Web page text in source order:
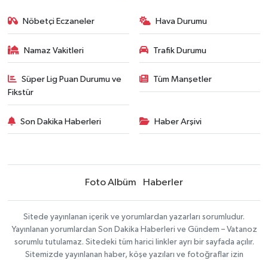
Nöbetçi Eczaneler Hava Durumu
Namaz Vakitleri Trafik Durumu
Süper Lig Puan Durumu ve
Fikstür
Tüm Manşetler
Son Dakika Haberleri Haber Arşivi
Foto Albüm Haberler
Sitede yayınlanan içerik ve yorumlardan yazarları sorumludur.
Yayınlanan yorumlardan Son Dakika Haberleri ve Gündem – Vatanoz
sorumlu tutulamaz. Sitedeki tüm harici linkler ayrı bir sayfada açılır.
Sitemizde yayınlanan haber, köşe yazıları ve fotoğraflar izin